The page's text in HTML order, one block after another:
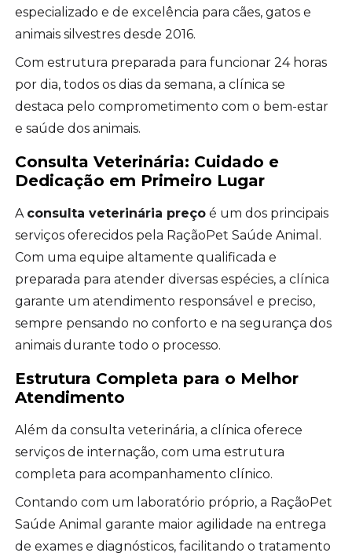
especializado e de excelência para cães, gatos e
animais silvestres desde 2016.
Com estrutura preparada para funcionar 24 horas
por dia, todos os dias da semana, a clínica se
destaca pelo comprometimento com o bem-estar
e saúde dos animais.
Consulta Veterinária: Cuidado e
Dedicação em Primeiro Lugar
A consulta veterinária preço é um dos principais
serviços oferecidos pela RaçãoPet Saúde Animal.
Com uma equipe altamente qualificada e
preparada para atender diversas espécies, a clínica
garante um atendimento responsável e preciso,
sempre pensando no conforto e na segurança dos
animais durante todo o processo.
Estrutura Completa para o Melhor
Atendimento
Além da consulta veterinária, a clínica oferece
serviços de internação, com uma estrutura
completa para acompanhamento clínico.
Contando com um laboratório próprio, a RaçãoPet
Saúde Animal garante maior agilidade na entrega
de exames e diagnósticos, facilitando o tratamento